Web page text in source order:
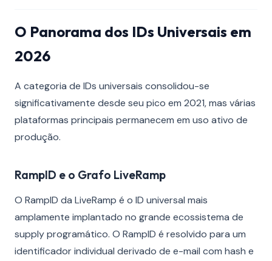
O Panorama dos IDs Universais em
2026
A categoria de IDs universais consolidou-se
significativamente desde seu pico em 2021, mas várias
plataformas principais permanecem em uso ativo de
produção.
RampID e o Grafo LiveRamp
O RampID da LiveRamp é o ID universal mais
amplamente implantado no grande ecossistema de
supply programático. O RampID é resolvido para um
identificador individual derivado de e-mail com hash e